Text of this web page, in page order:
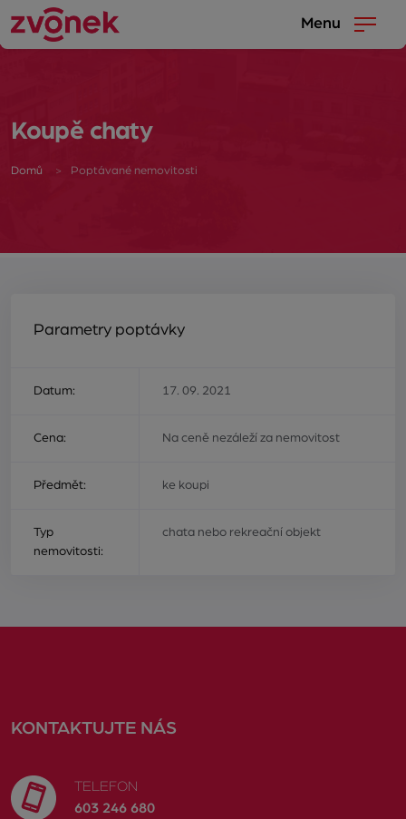
Menu
Koupě chaty
Domů Poptávané nemovitosti
Parametry poptávky
Datum: 17. 09. 2021
Cena: Na ceně nezáleží za nemovitost
Předmět: ke koupi
Typ
nemovitosti:
chata nebo rekreační objekt
KONTAKTUJTE NÁS
TELEFON
603 246 680